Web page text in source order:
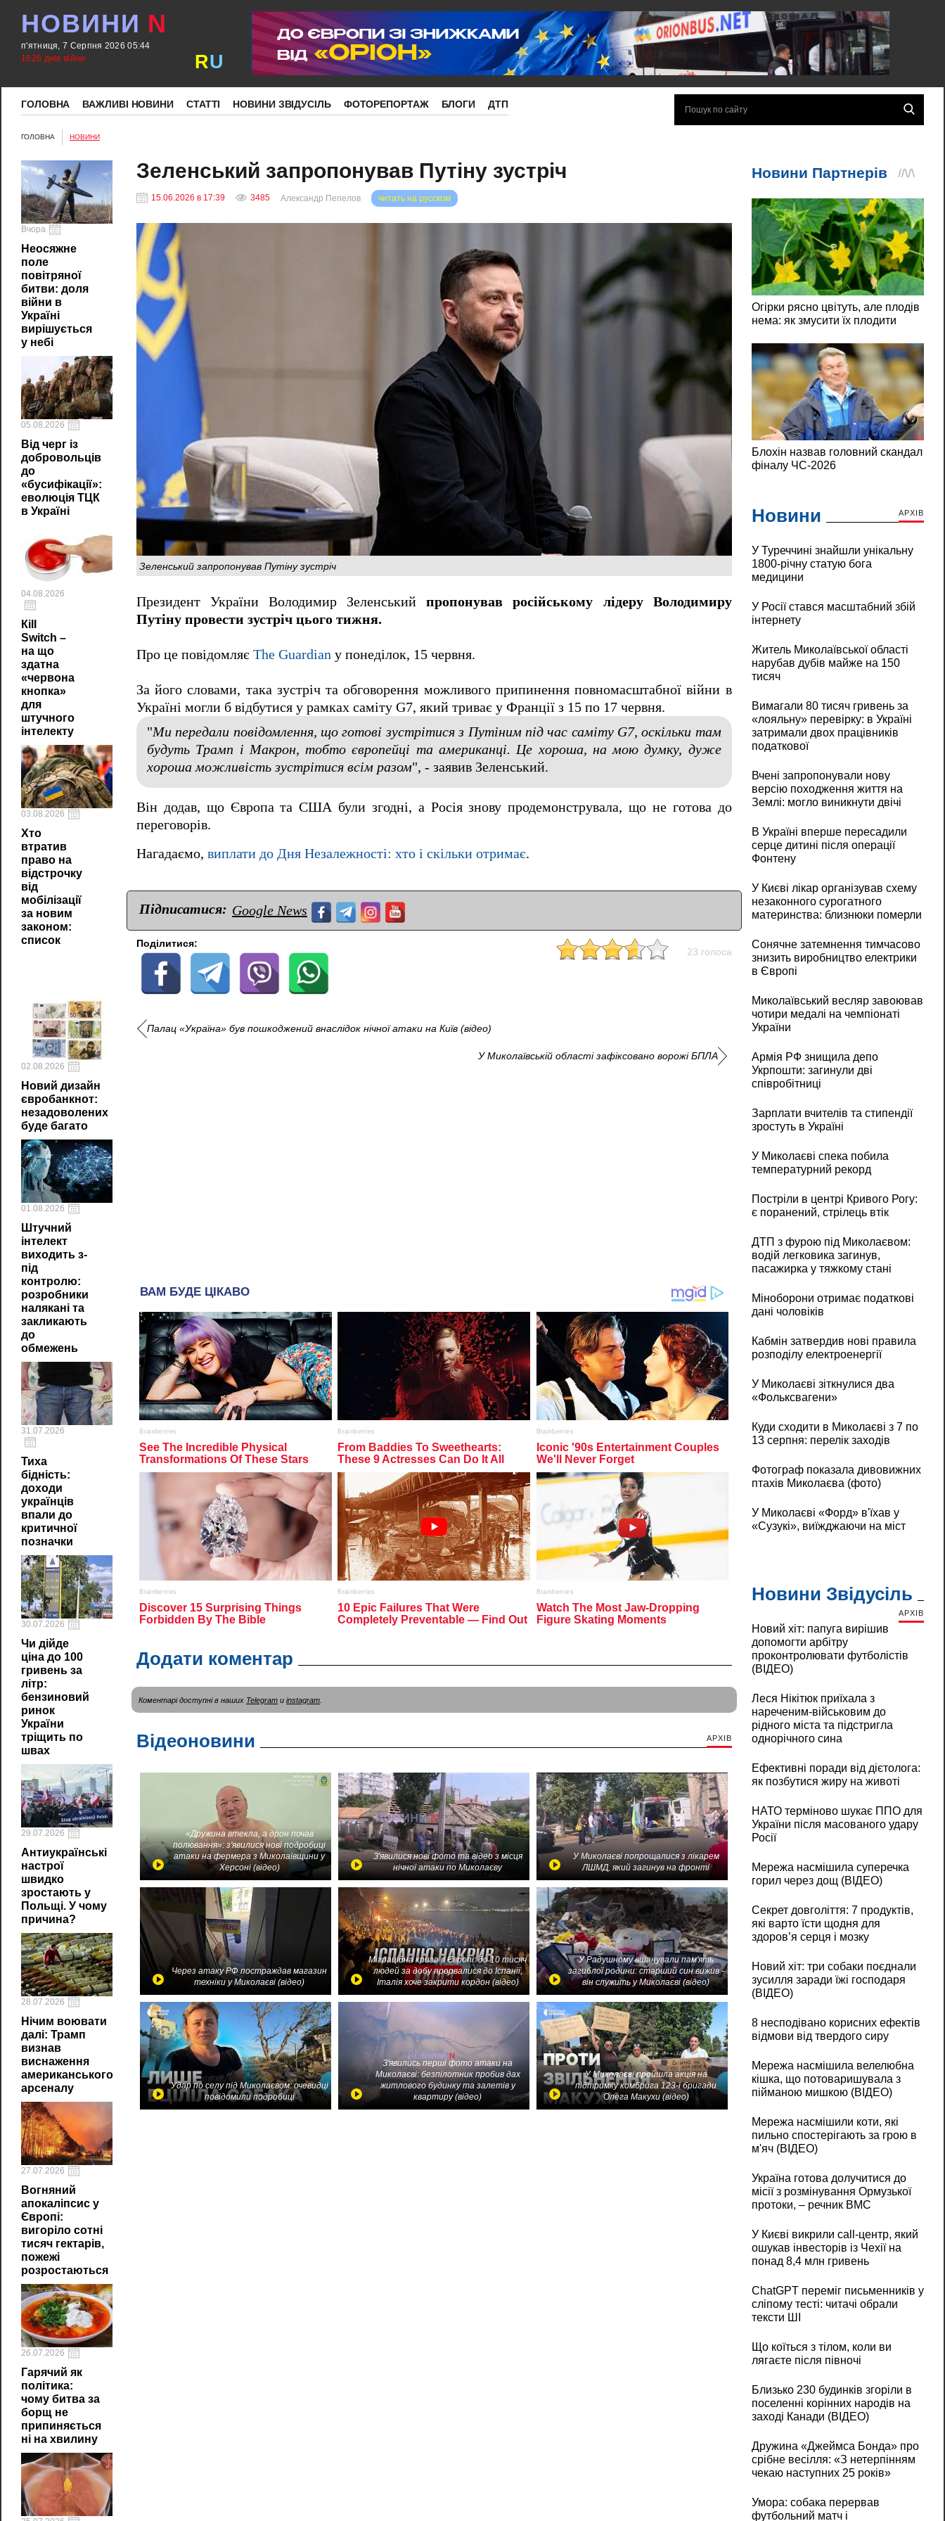
НОВИНИ N
п'ятниця, 7 Серпня 2026 05:44
1626 днів війни
RU
ГОЛОВНА ВАЖЛИВІ НОВИНИ СТАТТІ НОВИНИ ЗВІДУСІЛЬ ФОТОРЕПОРТАЖ БЛОГИ ДТП
ГОЛОВНА НОВИНИ
Вчора
Неосяжне
поле
повітряної
битви: доля
війни в
Україні
вирішується
у небі
05.08.2026
Від черг із
добровольців
до
«бусифікації»:
еволюція ТЦК
в Україні
04.08.2026
Кill
Switch –
на що
здатна
«червона
кнопка»
для
штучного
інтелекту
03.08.2026
Хто
втратив
право на
відстрочку
від
мобілізації
за новим
законом:
список
02.08.2026
Новий дизайн
євробанкнот:
незадоволених
буде багато
01.08.2026
Штучний
інтелект
виходить з-
під
контролю:
розробники
налякані та
закликають
до
обмежень
31.07.2026
Тиха
бідність:
доходи
українців
впали до
критичної
позначки
30.07.2026
Чи дійде
ціна до 100
гривень за
літр:
бензиновий
ринок
України
тріщить по
швах
29.07.2026
Антиукраїнські
настрої
швидко
зростають у
Польщі. У чому
причина?
28.07.2026
Нічим воювати
далі: Трамп
визнав
виснаження
американського
арсеналу
27.07.2026
Вогняний
апокаліпсис у
Європі:
вигоріло сотні
тисяч гектарів,
пожежі
розростаються
26.07.2026
Гарячий як
політика:
чому битва за
борщ не
припиняється
ні на хвилину
Зеленський запропонував Путіну зустріч
15.06.2026 в 17:39 3485 читать на русском
Александр Пепелов
Зеленський запропонував Путіну зустріч
Президент України Володимир Зеленськийпропонував російському лідеру Володимиру
Путіну провести зустріч цього тижня.
Про це повідомляє The Guardian у понеділок, 15 червня.
За його словами, така зустріч та обговорення можливого припинення повномасштабної війни в
Україні могли б відбутися у рамках саміту G7, який триває у Франції з 15 по 17 червня.
"Ми передали повідомлення, що готові зустрітися з Путіним під час саміту G7, оскільки там
будуть Трамп і Макрон, тобто європейці та американці. Це хороша, на мою думку, дуже
хороша можливість зустрітися всім разом", - заявив Зеленський.
Він додав, що Європа та США були згодні, а Росія знову продемонструвала, що не готова до
переговорів.
Нагадаємо, виплати до Дня Незалежності: хто і скільки отримає.
Підписатися: Google News
Поділитися:
23 голоса
Палац «Україна» був пошкоджений внаслідок нічної атаки на Київ (відео)
У Миколаївській області зафіксовано ворожі БПЛА
Додати коментар
Коментарі доступні в наших Telegram и instagram
Відеоновини АРХІВ
«Дружина втекла, а дрон почав
полювання»: з'явилися нові подробиці
атаки на фермера з Миколаївщини у
Херсоні (відео)
З'явилися нові фото та відео з місця
нічної атаки по Миколаєву
У Миколаєві попрощалися з лікарем
ЛШМД, який загинув на фронті
Через атаку РФ постраждав магазин
техніки у Миколаєві (відео)
Міграційна криза в Європі: до 10 тисяч
людей за добу прорвалися до Іспанії,
Італія хоче закрити кордон (відео)
У Радушному вшанували пам'ять
загиблої родини: старший син вижив -
він служить у Миколаєві (відео)
Удар по селу під Миколаєвом: очевидці
повідомили подробиці
З'явились перші фото атаки на
Миколаєві: безпілотник пробив дах
житлового будинку та залетів у
квартиру (відео)
У Миколаєві пройшла акція на
підтримку комбрига 123-ї бригади
Олега Макухи (відео)
Новини АРХІВ
У Туреччині знайшли унікальну
1800-річну статую бога
медицини
У Росії стався масштабний збій
інтернету
Житель Миколаївської області
нарубав дубів майже на 150
тисяч
Вимагали 80 тисяч гривень за
«лояльну» перевірку: в Україні
затримали двох працівників
податкової
Вчені запропонували нову
версію походження життя на
Землі: могло виникнути двічі
В Україні вперше пересадили
серце дитині після операції
Фонтену
У Києві лікар організував схему
незаконного сурогатного
материнства: близнюки померли
Сонячне затемнення тимчасово
знизить виробництво електрики
в Європі
Миколаївський весляр завоював
чотири медалі на чемпіонаті
України
Армія РФ знищила депо
Укрпошти: загинули дві
співробітниці
Зарплати вчителів та стипендії
зростуть в Україні
У Миколаєві спека побила
температурний рекорд
Постріли в центрі Кривого Рогу:
є поранений, стрілець втік
ДТП з фурою під Миколаєвом:
водій легковика загинув,
пасажирка у тяжкому стані
Міноборони отримає податкові
дані чоловіків
Кабмін затвердив нові правила
розподілу електроенергії
У Миколаєві зіткнулися два
«Фольксвагени»
Куди сходити в Миколаєві з 7 по
13 серпня: перелік заходів
Фотограф показала дивовижних
птахів Миколаєва (фото)
У Миколаєві «Форд» в'їхав у
«Сузукі», виїжджаючи на міст
Новини Звідусіль
АРХІВ
Новий хіт: папуга вирішив
допомогти арбітру
проконтролювати футболістів
(ВІДЕО)
Леся Нікітюк приїхала з
нареченим-військовим до
рідного міста та підстригла
однорічного сина
Ефективні поради від дієтолога:
як позбутися жиру на животі
НАТО терміново шукає ППО для
України після масованого удару
Росії
Мережа насмішила суперечка
горил через дощ (ВІДЕО)
Секрет довголіття: 7 продуктів,
які варто їсти щодня для
здоров’я серця і мозку
Новий хіт: три собаки поєднали
зусилля заради їжі господаря
(ВІДЕО)
8 несподівано корисних ефектів
відмови від твердого сиру
Мережа насмішила велелюбна
кішка, що потоваришувала з
пійманою мишкою (ВІДЕО)
Мережа насмішили коти, які
пильно спостерігають за грою в
м'яч (ВІДЕО)
Україна готова долучитися до
місії з розмінування Ормузької
протоки, – речник ВМС
У Києві викрили call-центр, який
ошукав інвесторів із Чехії на
понад 8,4 млн гривень
ChatGPT переміг письменників у
сліпому тесті: читачі обрали
тексти ШІ
Що коїться з тілом, коли ви
лягаєте після півночі
Близько 230 будинків згоріли в
поселенні корінних народів на
заході Канади (ВІДЕО)
Дружина «Джеймса Бонда» про
срібне весілля: «З нетерпінням
чекаю наступних 25 років»
Умора: собака перервав
футбольний матч і